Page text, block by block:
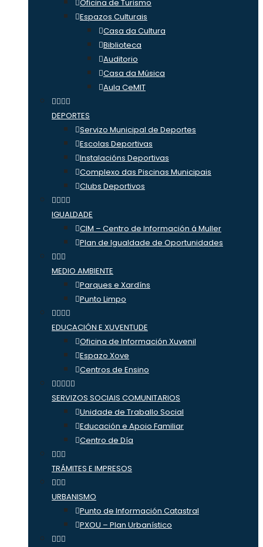
Oficina de Turismo
Espazos Culturais
Casa da Cultura
Biblioteca
Auditorio
Casa da Música
Aula CeMIT
DEPORTES
Servizo Municipal de Deportes
Escolas Deportivas
Instalacións Deportivas
Complexo das Piscinas Municipais
Clubs Deportivos
IGUALDADE
CIM – Centro de Información á Muller
Plan de Igualdade de Oportunidades
MEDIO AMBIENTE
Parques e Xardíns
Punto Limpo
EDUCACIÓN E XUVENTUDE
Oficina de Información Xuvenil
Espazo Xove
Centros de Ensino
SERVIZOS SOCIAIS COMUNITARIOS
Unidade de Traballo Social
Educación e Apoio Familiar
Centro de Día
TRÁMITES E IMPRESOS
URBANISMO
Punto de Información Catastral
PXOU – Plan Urbanístico